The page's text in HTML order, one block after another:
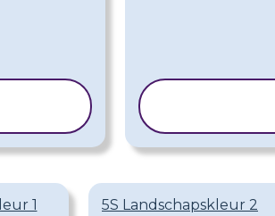
1 5S Landschapskleur 2